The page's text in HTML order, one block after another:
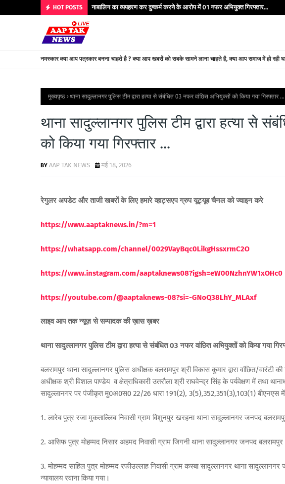
HOT POSTS नाबालिग का व्यपहरण कर दुष्कर्म करने के आरोप में 01 नफर अभियुक्त गिरफ्तार...
नमस्कार क्या आप पत्रकार बनना चाहते है ? क्या आप खबरों को सबके सामने लाना चाहते है, क्या आप समाज में हो
मुख्यपृष्ठ थाना सादुल्लानगर पुलिस टीम द्वारा हत्या से संबंधित 03 नफर वांछित अभियुक्तों को किया गया गिरफ्तार ...
थाना सादुल्लानगर पुलिस टीम द्वारा हत्या से
को किया गया गिरफ्तार ...
AAP TAK NEWS मई 18, 2026
रेगुलर अपडेट और ताजी खबरों के लिए हमारे व्हाट्सएप ग्रुप यूट्यूब चैनल को ज्वाइन करे
https://www.aaptaknews.in/?m=1
https://whatsapp.com/channel/0029VayBqc0LikgHssxrmC2O
https://www.instagram.com/aaptaknews08?igsh=eW00NzhnYW1xOHc0
https://youtube.com/@aaptaknews-08?si=-GNoQ38LhY_MLAxf
लाइव आप तक न्यूज़ से सम्पादक की ख़ास ख़बर
थाना सादुल्लानगर पुलिस टीम द्वारा हत्या से संबंधित 03 नफर वांछित अभियुक्तों को किया गया
बलरामपुर थाना सादुल्लानगर पुलिस अधीक्षक बलरामपुर श्री विकास कुमार द्वारा वांछित/
अधीक्षक श्री विशाल पाण्डेय व क्षेत्राधिकारी उतरौला श्री राघवेन्द्र सिंह के पर्यवेक्षण में तथा
सादुल्लानगर पर पंजीकृत मु0अ0स0 22/26 धारा 191(2), 3(5),352,351(3),103(1) बीएनएस
1. लारेब पुत्र रजा मुकताल्लिब निवासी ग्राम विशुनपुर खरहना थाना सादुल्लानगर जनपद
2. आसिफ पुत्र मोहम्मद निसार अहमद निवासी ग्राम जिगनी थाना सादुल्लानगर जनपद बलरामपुर
3. मोहम्मद साहिल पुत्र मोहम्मद रफीउल्लाह निवासी ग्राम कस्बा सादुल्लानगर थाना
न्यायालय रवाना किया गया।